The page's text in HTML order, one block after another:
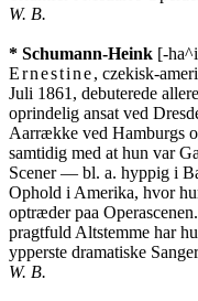
W. B.
* Schumann-Heink
Ernestine, czekisk-
Juli 1861, debuterede
oprindelig ansat ved
Aarrække ved Hamburgs
samtidig med at hun var
Scener — bl. a. hyppig i
Ophold i Amerika, hvor
optræder paa
pragtfuld Altstemme har
W. B.